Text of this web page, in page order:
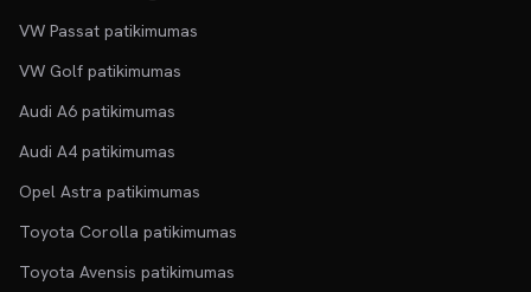
VW Passat patikimumas
VW Golf patikimumas
Audi A6 patikimumas
Audi A4 patikimumas
Opel Astra patikimumas
Toyota Corolla patikimumas
Toyota Avensis patikimumas